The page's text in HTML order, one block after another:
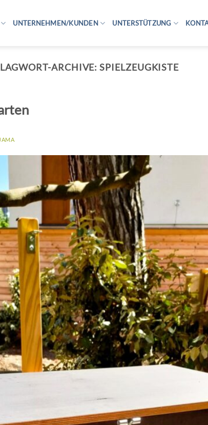
UNTERNEHMEN/KUNDEN UNTERSTÜTZUNG
ARCHIVE:SPIELZEUGKISTE